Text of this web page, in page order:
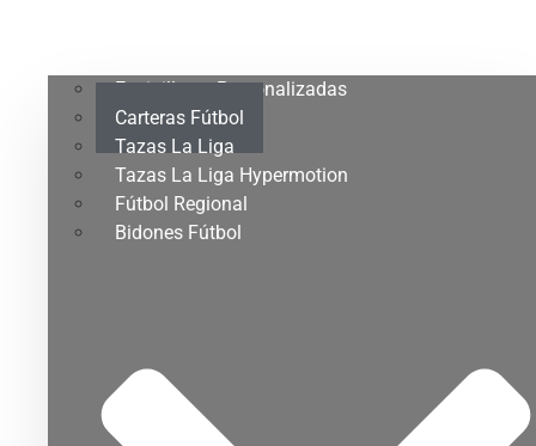
Espinilleras Personalizadas
Carteras Fútbol
Tazas La Liga
Tazas La Liga Hypermotion
Fútbol Regional
Bidones Fútbol